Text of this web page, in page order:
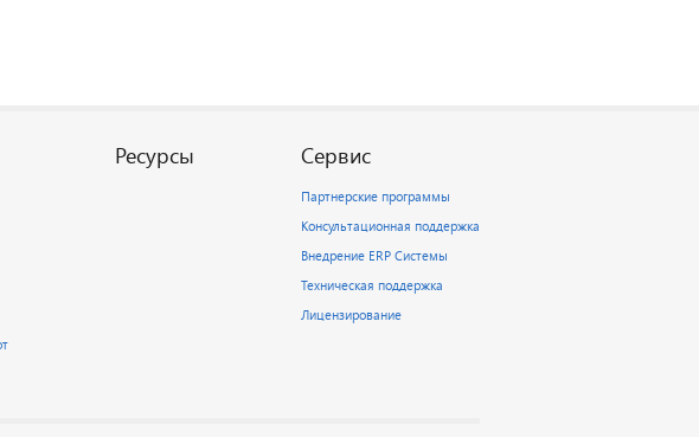
Ресурсы Сервис
Партнерские программы
Консультационная поддержка
Внедрение ERP Системы
Техническая поддержка
Лицензирование